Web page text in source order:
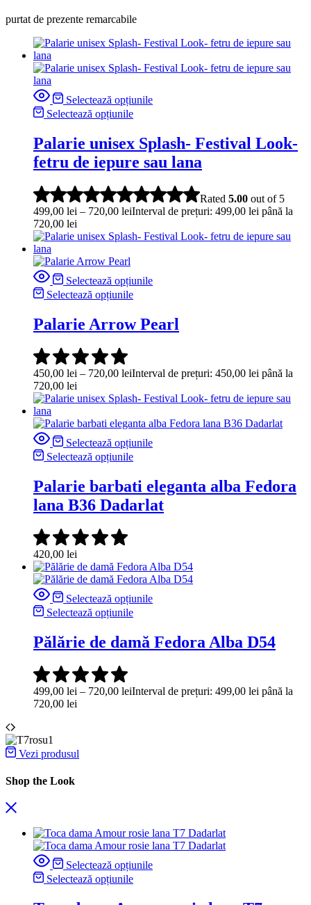
purtat de prezente remarcabile
Selectează opțiunile
Selectează opțiunile
Palarie unisex Splash- Festival Look-
fetru de iepure sau lana
Rated 5.00 out of 5
499,00 lei – 720,00 leiInterval de prețuri: 499,00 lei până la
720,00 lei
Selectează opțiunile
Selectează opțiunile
Palarie Arrow Pearl
450,00 lei – 720,00 leiInterval de prețuri: 450,00 lei până la
720,00 lei
Selectează opțiunile
Selectează opțiunile
Palarie barbati eleganta alba Fedora
lana B36 Dadarlat
420,00 lei
Selectează opțiunile
Selectează opțiunile
Pălărie de damă Fedora Alba D54
499,00 lei – 720,00 leiInterval de prețuri: 499,00 lei până la
720,00 lei
Vezi produsul
Shop the Look
Selectează opțiunile
Selectează opțiunile